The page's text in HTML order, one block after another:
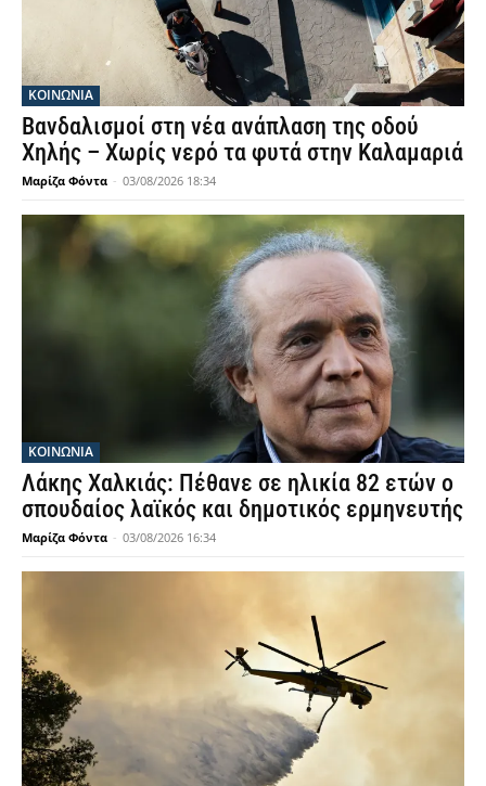
ΚΟΙΝΩΝΙΑ
Βανδαλισμοί στη νέα ανάπλαση της οδού
Χηλής – Χωρίς νερό τα φυτά στην Καλαμαριά
Μαρίζα Φόντα - 03/08/2026 18:34
ΚΟΙΝΩΝΙΑ
Λάκης Χαλκιάς: Πέθανε σε ηλικία 82 ετών ο
σπουδαίος λαϊκός και δημοτικός ερμηνευτής
Μαρίζα Φόντα - 03/08/2026 16:34